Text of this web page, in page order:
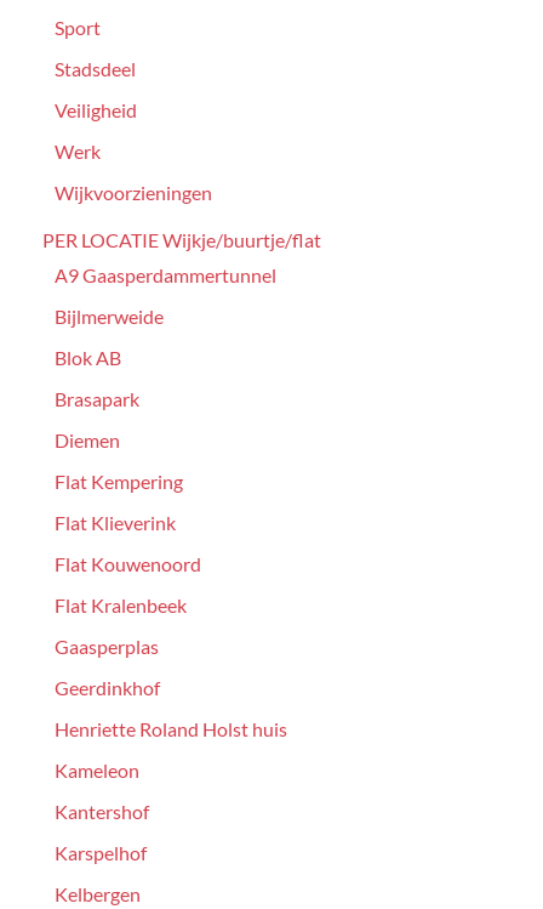
Sport
Stadsdeel
Veiligheid
Werk
Wijkvoorzieningen
PER LOCATIE Wijkje/buurtje/flat
A9 Gaasperdammertunnel
Bijlmerweide
Blok AB
Brasapark
Diemen
Flat Kempering
Flat Klieverink
Flat Kouwenoord
Flat Kralenbeek
Gaasperplas
Geerdinkhof
Henriette Roland Holst huis
Kameleon
Kantershof
Karspelhof
Kelbergen